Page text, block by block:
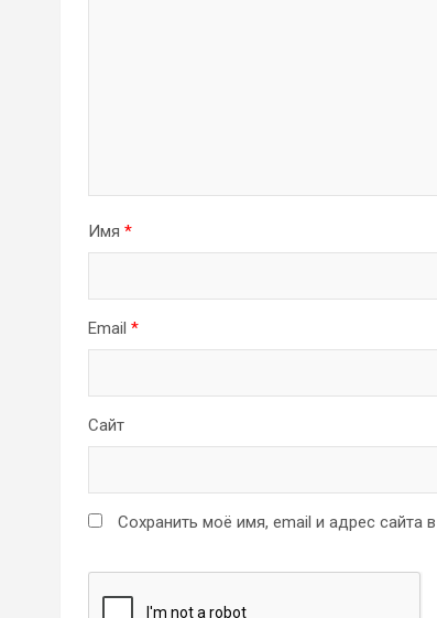
Имя *
Email *
Сайт
Сохранить моё имя, email и адрес сайта